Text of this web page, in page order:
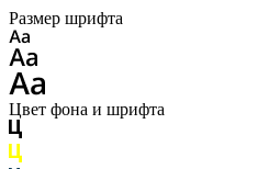
Размер шрифта
Цвет фона и шрифта